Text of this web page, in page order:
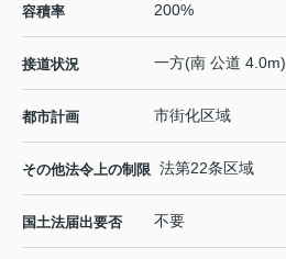
容積率 200%
接道状況 一方(南 公道 4.0m)
都市計画 市街化区域
その他法令上の制限 法第22条区域
国土法届出要否 不要